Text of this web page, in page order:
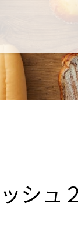
シュ